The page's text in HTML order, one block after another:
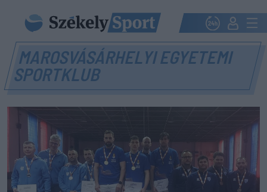
MAROSVÁSÁRHELYI EGYETEMI
SPORTKLUB